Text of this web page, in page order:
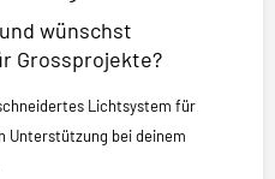
wünschst
Grossprojekte?
Lichtsystem für
Unterstützung bei deinem